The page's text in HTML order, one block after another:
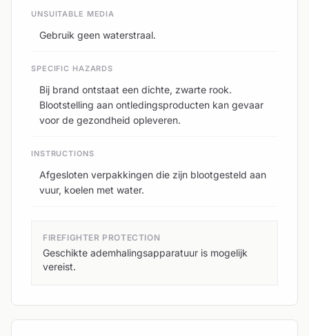
UNSUITABLE MEDIA
Gebruik geen waterstraal.
SPECIFIC HAZARDS
Bij brand ontstaat een dichte, zwarte rook.
Blootstelling aan ontledingsproducten kan gevaar
voor de gezondheid opleveren.
INSTRUCTIONS
Afgesloten verpakkingen die zijn blootgesteld aan
vuur, koelen met water.
FIREFIGHTER PROTECTION
Geschikte ademhalingsapparatuur is mogelijk
vereist.